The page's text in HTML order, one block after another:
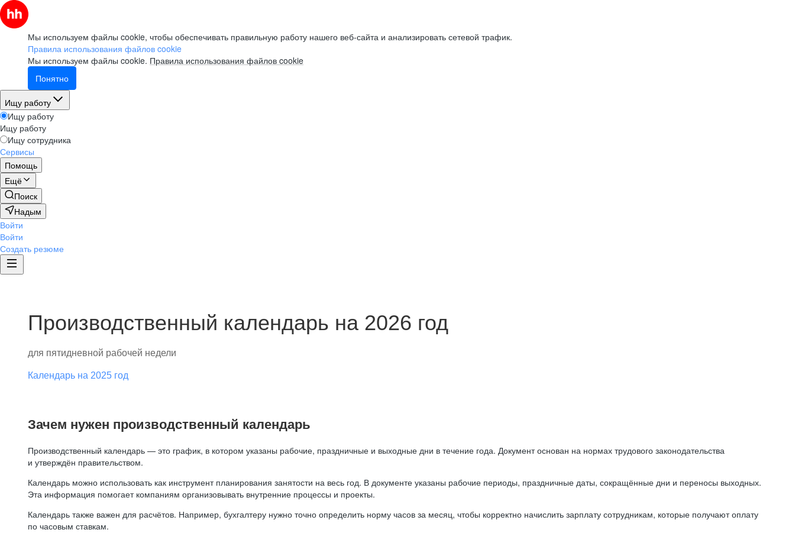
Мы используем файлы cookie, чтобы обеспечивать правильную работу нашего веб-сайта и анализировать сетевой трафик.
Правила использования файлов cookie
Мы используем файлы cookie. Правила использования файлов cookie
Понятно
Ищу работу
Ищу работу
Ищу работу
Ищу сотрудника
Сервисы
Помощь
Ещё
Поиск
Надым
Войти
Войти
Создать резюме
Производственный календарь на 2026 год
для пятидневной рабочей недели
Календарь на 2025 год
Зачем нужен производственный календарь
Производственный календарь — это график, в котором указаны рабочие, праздничные и выходные дни в течение года. Документ основан на нормах трудового законодательства
и утверждён правительством.
Календарь можно использовать как инструмент планирования занятости на весь год. В документе указаны рабочие периоды, праздничные даты, сокращённые дни и переносы выходных.
Эта информация помогает компаниям организовывать внутренние процессы и проекты.
Календарь также важен для расчётов. Например, бухгалтеру нужно точно определить норму часов за месяц, чтобы корректно начислить зарплату сотрудникам, которые получают оплату
по часовым ставкам.